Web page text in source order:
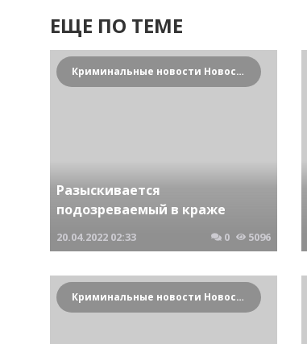
ЕЩЕ ПО ТЕМЕ
Криминальные новости Новосибирска и Сибирского региона
Разыскивается
подозреваемый в краже
20.04.2022 02:33 0 5096
Криминальные новости Новосибирска и Сибирского региона